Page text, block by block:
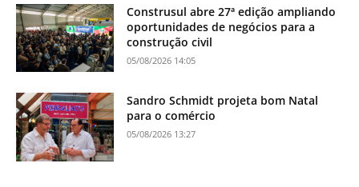
Construsul abre 27ª edição ampliando
oportunidades de negócios para a
construção civil
05/08/2026 14:05
Sandro Schmidt projeta bom Natal
para o comércio
05/08/2026 13:27